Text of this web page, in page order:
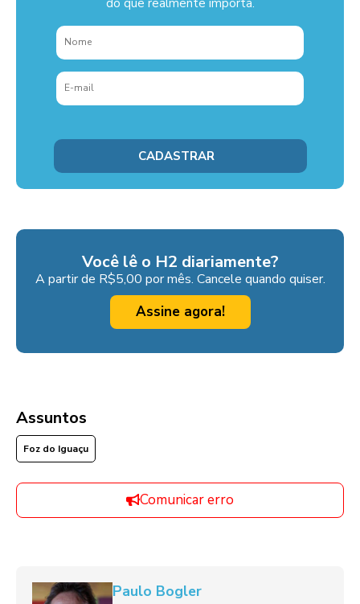
do que realmente importa.
Você lê o H2 diariamente?
A partir de R$5,00 por mês. Cancele quando quiser.
Assine agora!
Assuntos
Foz do Iguaçu
Comunicar erro
Paulo Bogler